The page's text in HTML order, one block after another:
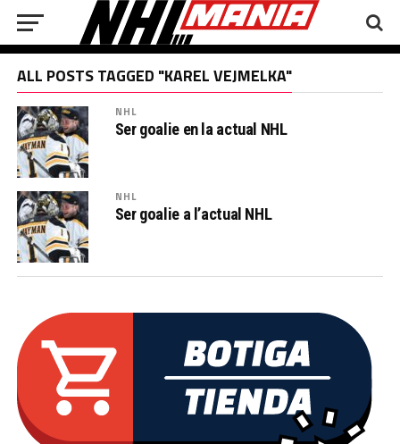
ALL POSTS TAGGED "KAREL VEJMELKA"
NHL
Ser goalie en la actual NHL
NHL
Ser goalie a l’actual NHL